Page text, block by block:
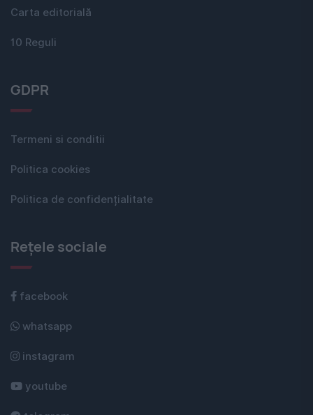
Carta editorială
10 Reguli
GDPR
Termeni si conditii
Politica cookies
Politica de confidențialitate
Rețele sociale
facebook
whatsapp
instagram
youtube